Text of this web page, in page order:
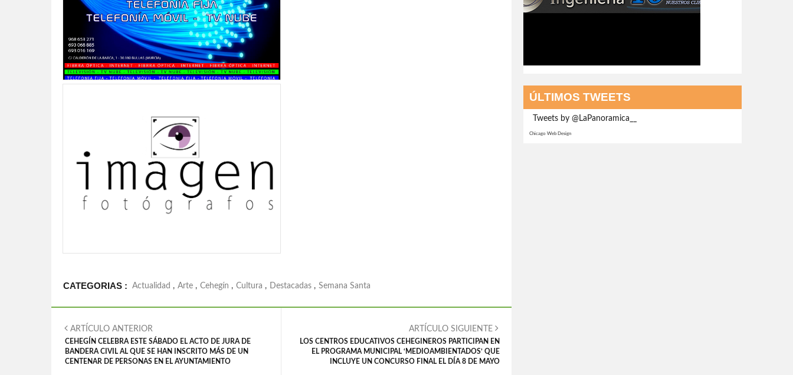
CATEGORIAS : Actualidad , Arte , Cehegín , Cultura , Destacadas , Semana Santa
ARTÍCULO ANTERIOR
CEHEGÍN CELEBRA ESTE SÁBADO EL ACTO DE JURA DE
BANDERA CIVIL AL QUE SE HAN INSCRITO MÁS DE UN
CENTENAR DE PERSONAS EN EL AYUNTAMIENTO
ARTÍCULO SIGUIENTE
LOS CENTROS EDUCATIVOS CEHEGINEROS PARTICIPAN EN
EL PROGRAMA MUNICIPAL ‘MEDIOAMBIENTADOS’ QUE
INCLUYE UN CONCURSO FINAL EL DÍA 8 DE MAYO
ÚLTIMOS TWEETS
Tweets by @LaPanoramica__
Chicago Web Design